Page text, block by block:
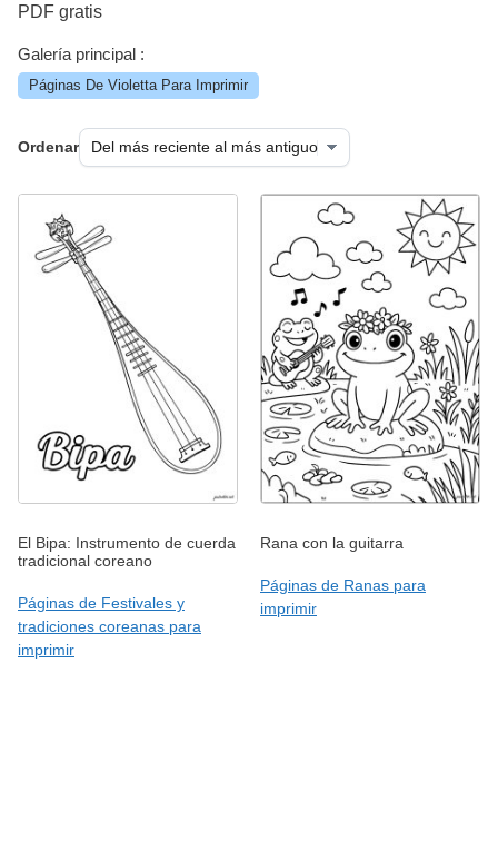
PDF gratis
Galería principal :
Páginas De Violetta Para Imprimir
Ordenar
El Bipa: Instrumento de cuerda
tradicional coreano
Páginas de Festivales y
tradiciones coreanas para
imprimir
Rana con la guitarra
Páginas de Ranas para
imprimir